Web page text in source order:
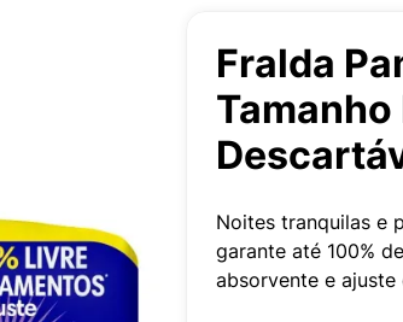
Fralda
Noites tranquilas e
garante até 100%
absorvente e